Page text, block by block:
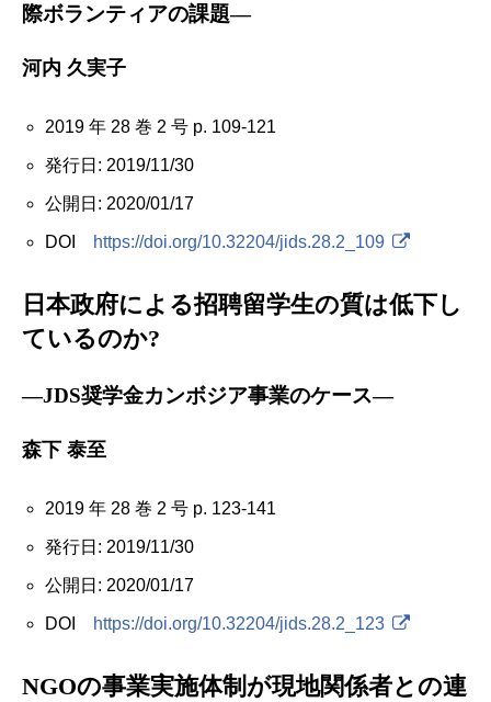
際ボランティアの課題―
河内 久実子
2019 年 28 巻 2 号 p. 109-121
発行日: 2019/11/30
公開日: 2020/01/17
DOI https://doi.org/10.32204/jids.28.2_109
日本政府による招聘留学生の質は低下し
ているのか?
―JDS奨学金カンボジア事業のケース―
森下 泰至
2019 年 28 巻 2 号 p. 123-141
発行日: 2019/11/30
公開日: 2020/01/17
DOI https://doi.org/10.32204/jids.28.2_123
NGOの事業実施体制が現地関係者との連